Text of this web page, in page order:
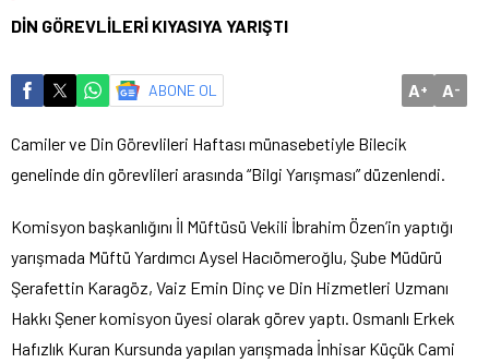
DİN GÖREVLİLERİ KIYASIYA YARIŞTI
ABONE OL A+ A-
Camiler ve Din Görevlileri Haftası münasebetiyle Bilecik
genelinde din görevlileri arasında “Bilgi Yarışması” düzenlendi.
Komisyon başkanlığını İl Müftüsü Vekili İbrahim Özen’in yaptığı
yarışmada Müftü Yardımcı Aysel Hacıömeroğlu, Şube Müdürü
Şerafettin Karagöz, Vaiz Emin Dinç ve Din Hizmetleri Uzmanı
Hakkı Şener komisyon üyesi olarak görev yaptı. Osmanlı Erkek
Hafızlık Kuran Kursunda yapılan yarışmada İnhisar Küçük Cami